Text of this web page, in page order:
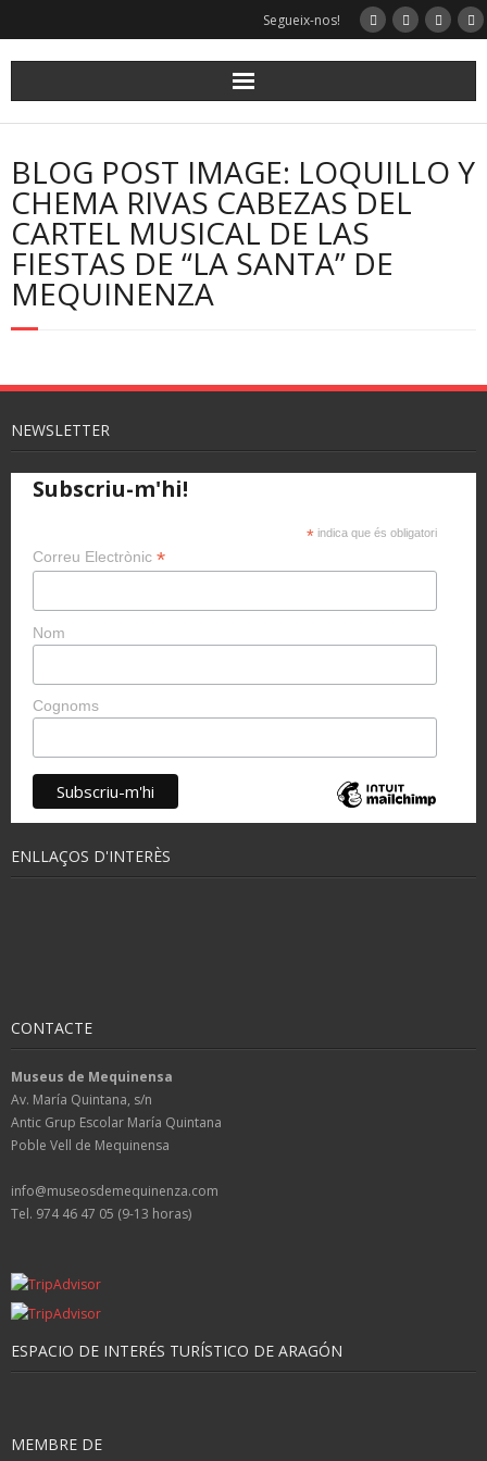
Segueix-nos!
BLOG POST IMAGE: LOQUILLO Y
CHEMA RIVAS CABEZAS DEL
CARTEL MUSICAL DE LAS
FIESTAS DE “LA SANTA” DE
MEQUINENZA
NEWSLETTER
Subscriu-m'hi!
* indica que és obligatori
Correu Electrònic *
Nom
Cognoms
ENLLAÇOS D'INTERÈS
CONTACTE
Museus de Mequinensa
Av. María Quintana, s/n
Antic Grup Escolar María Quintana
Poble Vell de Mequinensa
info@museosdemequinenza.com
Tel. 974 46 47 05 (9-13 horas)
ESPACIO DE INTERÉS TURÍSTICO DE ARAGÓN
MEMBRE DE